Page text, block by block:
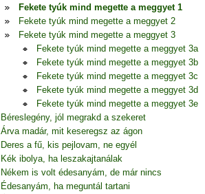
Fekete tyúk mind megette a meggyet 1
Fekete tyúk mind megette a meggyet 2
Fekete tyúk mind megette a meggyet 3
Fekete tyúk mind megette a meggyet 3a
Fekete tyúk mind megette a meggyet 3b
Fekete tyúk mind megette a meggyet 3c
Fekete tyúk mind megette a meggyet 3d
Fekete tyúk mind megette a meggyet 3e
Béreslegény, jól megrakd a szekeret
Árva madár, mit keseregsz az ágon
Deres a fű, kis pejlovam, ne egyél
Kék ibolya, ha leszakajtanálak
Nékem is volt édesanyám, de már nincs
Édesanyám, ha meguntál tartani